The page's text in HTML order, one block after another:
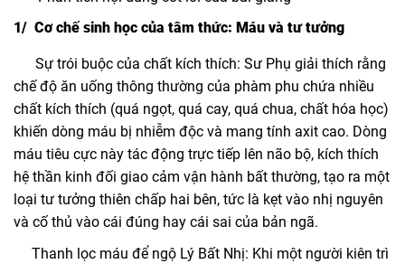
1/ Cơ chế sinh học của tâm thức: Máu và tư tưởng
Sự trói buộc của chất kích thích: Sư Phụ giải thích rằng
chế độ ăn uống thông thường của phàm phu chứa nhiều
chất kích thích (quá ngọt, quá cay, quá chua, chất hóa học)
khiến dòng máu bị nhiễm độc và mang tính axit cao. Dòng
máu tiêu cực này tác động trực tiếp lên não bộ, kích thích
hệ thần kinh đối giao cảm vận hành bất thường, tạo ra một
loại tư tưởng thiên chấp hai bên, tức là kẹt vào nhị nguyên
và cố thủ vào cái đúng hay cái sai của bản ngã.
Thanh lọc máu để ngộ Lý Bất Nhị: Khi một người kiên trì